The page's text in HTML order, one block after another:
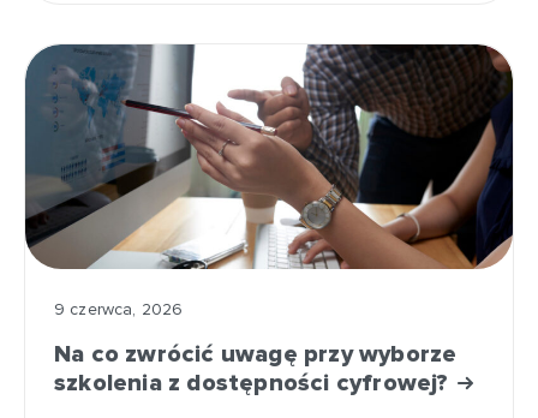
9 czerwca, 2026
Na co zwrócić uwagę przy wyborze
szkolenia z dostępności cyfrowej?